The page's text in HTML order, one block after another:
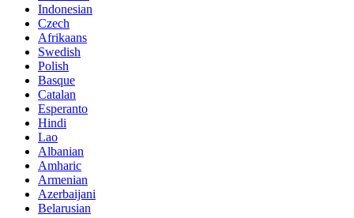
Indonesian
Czech
Afrikaans
Swedish
Polish
Basque
Catalan
Esperanto
Hindi
Lao
Albanian
Amharic
Armenian
Azerbaijani
Belarusian